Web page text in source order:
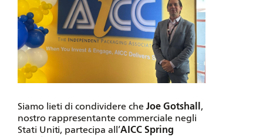
Siamo lieti di condividere che Joe Gotshall ,
nostro rappresentante commerciale negli
Stati Uniti, partecipa all’AICC Spring